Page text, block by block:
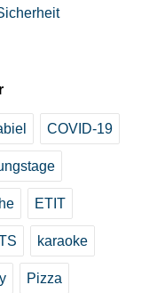
COVID-19
ETIT
karaoke
Pizza